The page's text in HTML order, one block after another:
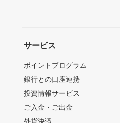
サービス
ポイントプログラム
銀行との口座連携
投資情報サービス
ご入金・ご出金
外貨決済